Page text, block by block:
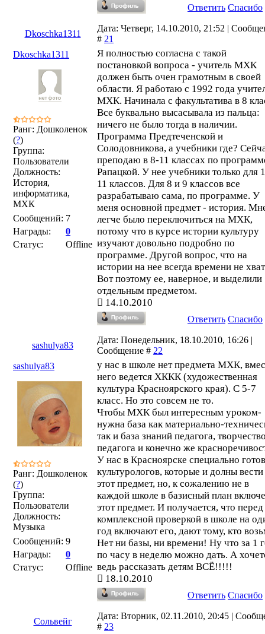
Ответить Спасибо
Dkoschka1311
Дата: Четверг, 14.10.2010, 21:52 |
# 21
Dkoschka1311
Ранг: Дошколенок
(?)
Группа:
Пользователи
Должность:
История,
информатика,
МХК
Сообщений: 7
Награды:
0
Статус:
Offline
Я полностью согласна с такой
постановкой вопроса - учитель МХК
должен быть очен грамотным в своей
области. Я работаю с 1992 года
МХК. Начинала с факультатива в 8
Все буквально высасывала из пальца:
ничего не было тогда в наличии.
Программа Предтеченской и
Солодовникова, а учебники где?
преподаю в 8-11 классах по
Рапацкой. У нее учебники только для
11 классов. Для 8 и 9 классов все
разрабатываю сама, по программе. У
меня основной предмет - история.
легче было переключиться на МХК,
потому что в курсе истории культуру
изучают довольно подробно по
программе. Другой вопрос, что на
истории на нее всегда времени не
Вот поэтому ее, наверное, и выделили
отдельным предметом.
14.10.2010
Ответить Спасибо
sashulya83
Дата: Понедельник, 18.10.2010, 16:26 |
Сообщение # 22
sashulya83
Ранг: Дошколенок
(?)
Группа:
Пользователи
Должность:
Музыка
Сообщений: 9
Награды:
0
Статус:
Offline
у нас в школе нет предмета МХК,
него ведется ХККК (художественная
культура Красноярского края). С 5-7
класс. Но это совсем не то.
Чтобы МХК был интересным уроком-
нужна база как материально-
так и база знаний педагога,
педагога и конечно же
У нас в Красноярске специально
культурологов, которые и долны вести
этот предмет, но, к сожалению не в
каждой школе в базисный план
этот предмет. И получается, что перед
комплексной проверкой в школе на
год включают его, дают тому, кто
Нет ни базы, ни времени! Ну что за 1
по часу в неделю можно дать. А
ведь рассказать детям ВСЁ!!!!!
18.10.2010
Ответить Спасибо
Сольвейг
Дата: Вторник, 02.11.2010, 20:45 |
# 23